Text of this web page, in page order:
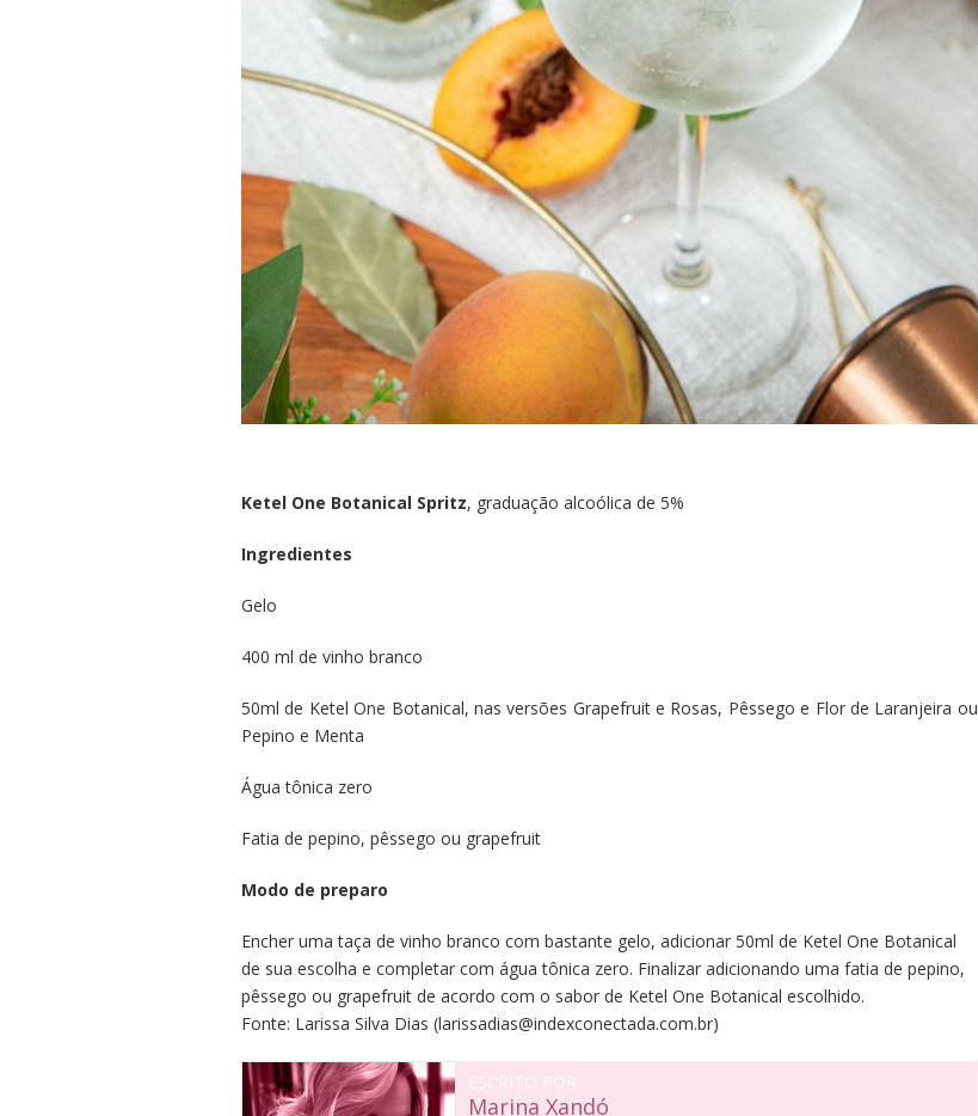
Ketel One Botanical Spritz, graduação alcoólica de 5%
Ingredientes
Gelo
400 ml de vinho branco
50ml de Ketel One Botanical, nas versões Grapefruit e Rosas, Pêssego e Flor de Laranjeira ou
Pepino e Menta
Água tônica zero
Fatia de pepino, pêssego ou grapefruit
Modo de preparo
Encher uma taça de vinho branco com bastante gelo, adicionar 50ml de Ketel One Botanical
de sua escolha e completar com água tônica zero. Finalizar adicionando uma fatia de pepino,
pêssego ou grapefruit de acordo com o sabor de Ketel One Botanical escolhido.
Fonte: Larissa Silva Dias (larissadias@indexconectada.com.br)
ESCRITO POR
Marina Xandó